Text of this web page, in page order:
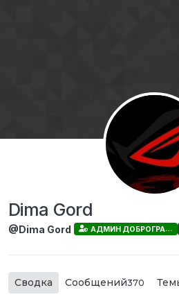
Dima Gord
@Dima Gord АДМИН ДОБРОГРАДА
Сводка Сообщений370